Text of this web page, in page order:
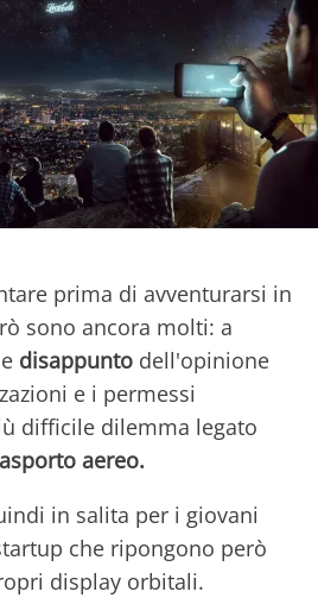
prima di avventurarsi in
sono ancora molti: a
disappunto dell'opinione
e i permessi
difficile dilemma legato
aereo.
in salita per i giovani
che ripongono però
display orbitali.